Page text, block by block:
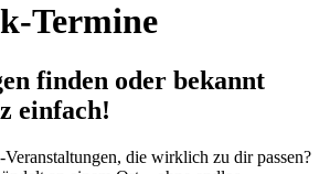
Termine
finden oder bekannt
einfach!
die wirklich zu dir passen?